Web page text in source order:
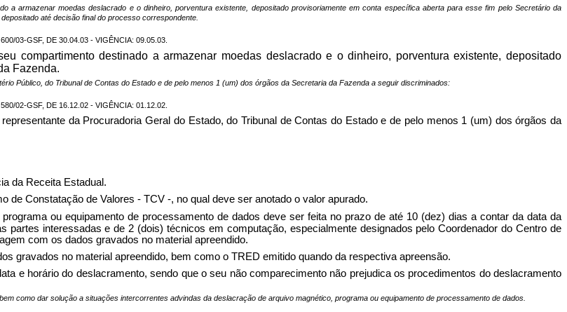
a armazenar moedas deslacrado e o dinheiro, porventura existente, depositado provisoriamente em conta específica aberta para esse fim pelo Secretário da
até decisão final do processo correspondente.
03-GSF, DE 30.04.03 - VIGÊNCIA: 09.05.03.
compartimento destinado a armazenar moedas deslacrado e o dinheiro, porventura existente, depositado
Fazenda.
Público, do Tribunal de Contas do Estado e de pelo menos 1 (um) dos órgãos da Secretaria da Fazenda a seguir discriminados:
02-GSF, DE 16.12.02 - VIGÊNCIA: 01.12.02.
da Procuradoria Geral do Estado, do Tribunal de Contas do Estado e de pelo menos 1 (um) dos órgãos da
da Receita Estadual.
de Constatação de Valores - TCV -, no qual deve ser anotado o valor apurado.
ou equipamento de processamento de dados deve ser feita no prazo de até 10 (dez) dias a contar da data da
interessadas e de 2 (dois) técnicos em computação, especialmente designados pelo Coordenador do Centro de
com os dados gravados no material apreendido.
gravados no material apreendido, bem como o TRED emitido quando da respectiva apreensão.
e horário do deslacramento, sendo que o seu não comparecimento não prejudica os procedimentos do deslacramento
como dar solução a situações intercorrentes advindas da deslacração de arquivo magnético, programa ou equipamento de processamento de dados.